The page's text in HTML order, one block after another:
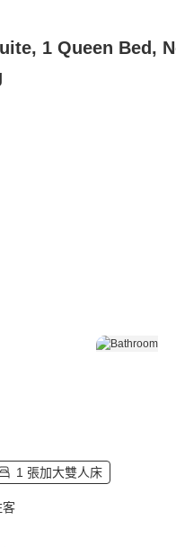
1 Queen Bed,
1 張加大雙人床
客